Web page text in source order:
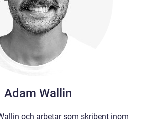
Adam Wallin
och arbetar som skribent inom